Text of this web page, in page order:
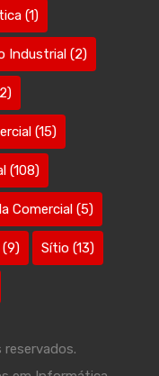
(1)
Industrial (2)
(15)
(108)
Comercial (5)
(9) Sítio (13)